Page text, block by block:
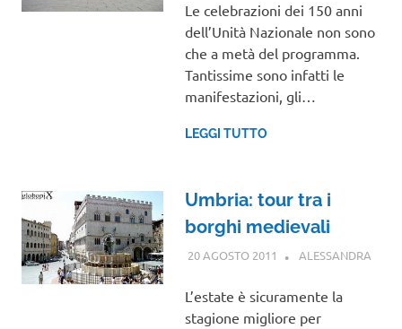
Le celebrazioni dei 150 anni
dell’Unità Nazionale non sono
che a metà del programma.
Tantissime sono infatti le
manifestazioni, gli…
LEGGI TUTTO
Umbria: tour tra i
borghi medievali
20 AGOSTO 2011 ALESSANDRA
L’estate è sicuramente la
stagione migliore per